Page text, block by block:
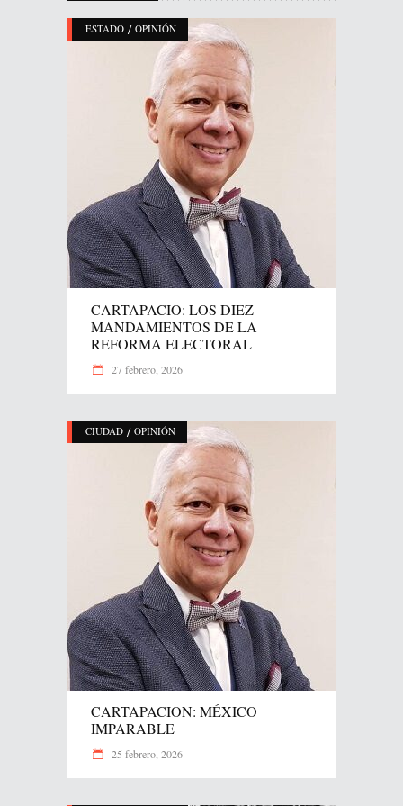
ESTADO / OPINIÓN
CARTAPACIO: LOS DIEZ
MANDAMIENTOS DE LA
REFORMA ELECTORAL
27 febrero, 2026
CIUDAD / OPINIÓN
CARTAPACION: MÉXICO
IMPARABLE
25 febrero, 2026